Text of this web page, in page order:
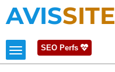
AVISSITE
SEO Perfs